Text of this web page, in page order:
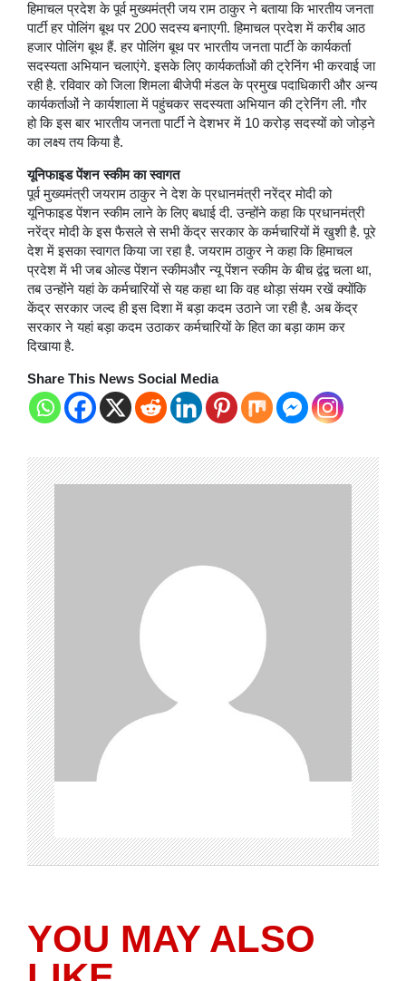
हिमाचल प्रदेश के पूर्व मुख्यमंत्री जय राम ठाकुर ने बताया कि भारतीय जनता
पार्टी हर पोलिंग बूथ पर 200 सदस्य बनाएगी. हिमाचल प्रदेश में करीब आठ
हजार पोलिंग बूथ हैं. हर पोलिंग बूथ पर भारतीय जनता पार्टी के कार्यकर्ता
सदस्यता अभियान चलाएंगे. इसके लिए कार्यकर्ताओं की ट्रेनिंग भी करवाई जा
रही है. रविवार को जिला शिमला बीजेपी मंडल के प्रमुख पदाधिकारी और अन्य
कार्यकर्ताओं ने कार्यशाला में पहुंचकर सदस्यता अभियान की ट्रेनिंग ली. गौर
हो कि इस बार भारतीय जनता पार्टी ने देशभर में 10 करोड़ सदस्यों को जोड़ने
का लक्ष्य तय किया है.
यूनिफाइड पेंशन स्कीम का स्वागत
पूर्व मुख्यमंत्री जयराम ठाकुर ने देश के प्रधानमंत्री नरेंद्र मोदी को
यूनिफाइड पेंशन स्कीम लाने के लिए बधाई दी. उन्होंने कहा कि प्रधानमंत्री
नरेंद्र मोदी के इस फैसले से सभी केंद्र सरकार के कर्मचारियों में खुशी है. पूरे
देश में इसका स्वागत किया जा रहा है. जयराम ठाकुर ने कहा कि हिमाचल
प्रदेश में भी जब ओल्ड पेंशन स्कीमऔर न्यू पेंशन स्कीम के बीच द्वंद्व चला था,
तब उन्होंने यहां के कर्मचारियों से यह कहा था कि वह थोड़ा संयम रखें क्योंकि
केंद्र सरकार जल्द ही इस दिशा में बड़ा कदम उठाने जा रही है. अब केंद्र
सरकार ने यहां बड़ा कदम उठाकर कर्मचारियों के हित का बड़ा काम कर
दिखाया है.
Share This News Social Media
YOU MAY ALSO